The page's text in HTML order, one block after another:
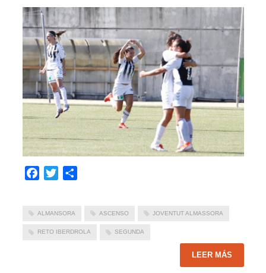
Facebook
Twitter
ALMANSORA ASCENSO JOVENTUT ALMASSORA
RETO IBERDROLA SEGUNDA
LEER MÁS